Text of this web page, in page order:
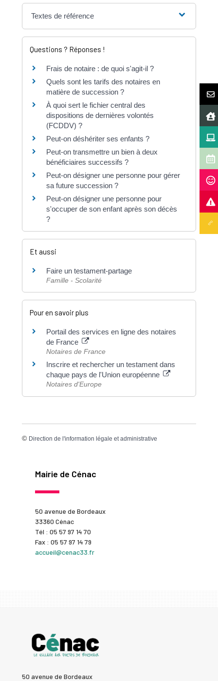
Textes de référence
Questions ? Réponses !
Frais de notaire : de quoi s'agit-il ?
Quels sont les tarifs des notaires en
matière de succession ?
À quoi sert le fichier central des
dispositions de dernières volontés
(FCDDV) ?
Peut-on déshériter ses enfants ?
Peut-on transmettre un bien à deux
bénéficiaires successifs ?
Peut-on désigner une personne pour gérer
sa future succession ?
Peut-on désigner une personne pour
s'occuper de son enfant après son décès
?
Et aussi
Faire un testament-partage
Famille - Scolarité
Pour en savoir plus
Portail des services en ligne des notaires
de France
Notaires de France
Inscrire et rechercher un testament dans
chaque pays de l'Union européenne
Notaires d'Europe
© Direction de l'information légale et administrative
Mairie de Cénac
50 avenue de Bordeaux
33360 Cénac
Tél : 05 57 97 14 70
Fax : 05 57 97 14 79
accueil@cenac33.fr
50 avenue de Bordeaux